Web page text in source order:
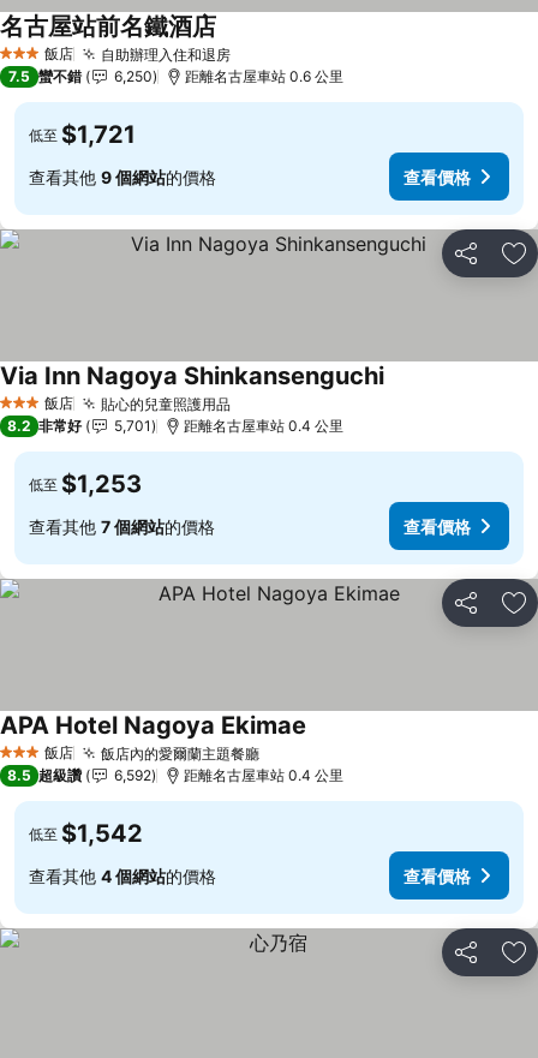
3 星級 飯店 自助辦理入住和退房查看價格
名古屋站前名鐵酒店
7.5 蠻不錯 6,250 距離名古屋車站 0.6 公里
低至 $1,721
查看其他 9 個網站的價格 查看價格
分享 加
3 星級 飯店 貼心的兒童照護用品查看價格
Via Inn Nagoya Shinkansenguchi查看價格
8.2 非常好 5,701 距離名古屋車站 0.4 公里
低至 $1,253
查看其他 7 個網站的價格 查看價格
分享 加
3 星級 飯店 飯店內的愛爾蘭主題餐廳查看價格
APA Hotel Nagoya Ekimae
8.5 超級讚 6,592 距離名古屋車站 0.4 公里
低至 $1,542
查看其他 4 個網站的價格 查看價格
分享 加